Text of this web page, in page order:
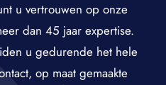
u vertrouwen op onze
dan 45 jaar expertise.
u gedurende het hele
op maat gemaakte